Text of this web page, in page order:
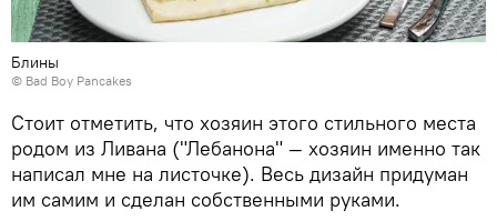
Блины
© Bad Boy Pancakes
Стоит отметить, что хозяин этого стильного места
родом из Ливана ("Лебанона" — хозяин именно так
написал мне на листочке). Весь дизайн придуман
им самим и сделан собственными руками.